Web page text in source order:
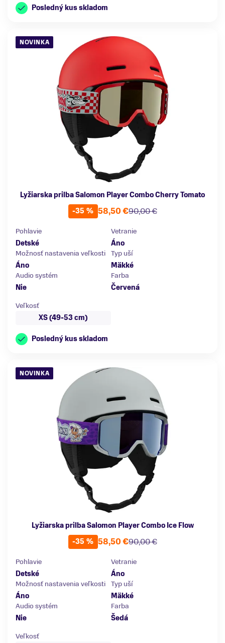
Posledný kus skladom
NOVINKA
Lyžiarska prilba Salomon Player Combo Cherry Tomato
-35 %
90,00 €
58,50 €
Pohlavie
Detské
Vetranie
Áno
Možnosť nastavenia veľkosti
Áno
Typ uší
Mäkké
Audio systém
Nie
Farba
Červená
Veľkosť
XS (49-53 cm)
Posledný kus skladom
NOVINKA
Lyžiarska prilba Salomon Player Combo Ice Flow
-35 %
90,00 €
58,50 €
Pohlavie
Detské
Vetranie
Áno
Možnosť nastavenia veľkosti
Áno
Typ uší
Mäkké
Audio systém
Nie
Farba
Šedá
Veľkosť